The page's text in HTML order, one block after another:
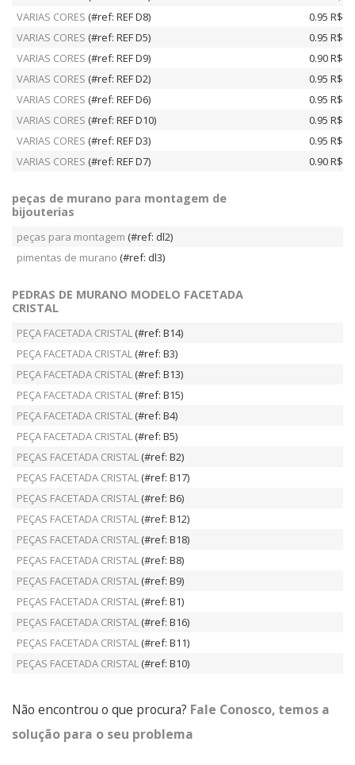
VARIAS CORES (#ref: REF D8)
0.95 R$
VARIAS CORES (#ref: REF D5)
0.95 R$
VARIAS CORES (#ref: REF D9)
0.90 R$
VARIAS CORES (#ref: REF D2)
0.95 R$
VARIAS CORES (#ref: REF D6)
0.95 R$
VARIAS CORES (#ref: REF D10)
0.95 R$
VARIAS CORES (#ref: REF D3)
0.95 R$
VARIAS CORES (#ref: REF D7) 0.90 R$
peças de murano para montagem de
bijouterias
peças para montagem (#ref: dl2)
pimentas de murano (#ref: dl3)
PEDRAS DE MURANO MODELO FACETADA
CRISTAL
PEÇA FACETADA CRISTAL (#ref: B14)
PEÇA FACETADA CRISTAL(#ref: B3)
PEÇA FACETADA CRISTAL (#ref: B13)
PEÇA FACETADA CRISTAL(#ref: B15)
PEÇA FACETADA CRISTAL (#ref: B4)
PEÇA FACETADA CRISTAL(#ref: B5)
PEÇAS FACETADA CRISTAL (#ref: B2)
PEÇAS FACETADA CRISTAL(#ref: B17)
PEÇAS FACETADA CRISTAL (#ref: B6)
PEÇAS FACETADA CRISTAL(#ref: B12)
PEÇAS FACETADA CRISTAL (#ref: B18)
PEÇAS FACETADA CRISTAL(#ref: B8)
PEÇAS FACETADA CRISTAL (#ref: B9)
PEÇAS FACETADA CRISTAL(#ref: B1)
PEÇAS FACETADA CRISTAL (#ref: B16)
PEÇAS FACETADA CRISTAL(#ref: B11)
PEÇAS FACETADA CRISTAL (#ref: B10)
Não encontrou o que procura? Fale Conosco, temos a
solução para o seu problema